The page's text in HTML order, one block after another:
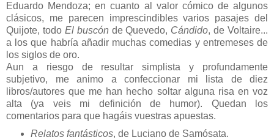
Eduardo Mendoza; en cuanto al valor cómico de algunos
clásicos, me parecen imprescindibles varios pasajes del
Quijote, todo El buscón de Quevedo, Cándido, de Voltaire...
a los que habría añadir muchas comedias y entremeses de
los siglos de oro.
Aun a riesgo de resultar simplista y profundamente
subjetivo, me animo a confeccionar mi lista de diez
libros/autores que me han hecho soltar alguna risa en voz
alta (ya veis mi definición de humor). Quedan los
comentarios para que hagáis vuestras apuestas.
Relatos fantásticos, de Luciano de Samósata.